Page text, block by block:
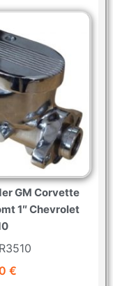
GM Corvette
1″ Chevrolet
€